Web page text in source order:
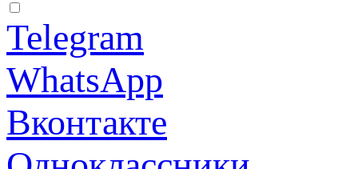
Telegram
WhatsApp
Вконтакте